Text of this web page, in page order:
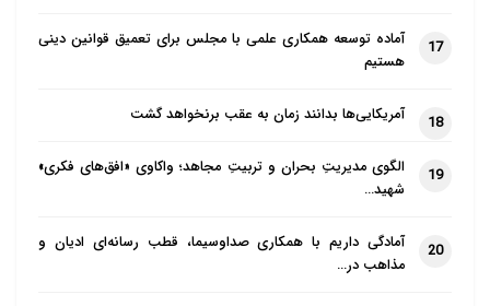
17
آماده توسعه همکاری علمی با مجلس برای تعمیق قوانین دینی
هستیم
18 آمریکایی‌ها بدانند زمان به عقب برنخواهد گشت
19
الگوی مدیریتِ بحران و تربیتِ مجاهد؛ واکاوی «افق‌های فکری»
شهید…
20
آمادگی داریم با همکاری صداوسیما، قطب رسانه‌ای ادیان و
مذاهب در…